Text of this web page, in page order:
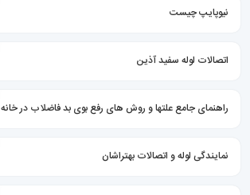
نیوپایپ چیست
اتصالات لوله سفید آذین
راهنمای جامع علتها و روش های رفع بوی بد فاضلاب در خانه
نمایندگی لوله و اتصالات بهتراشان